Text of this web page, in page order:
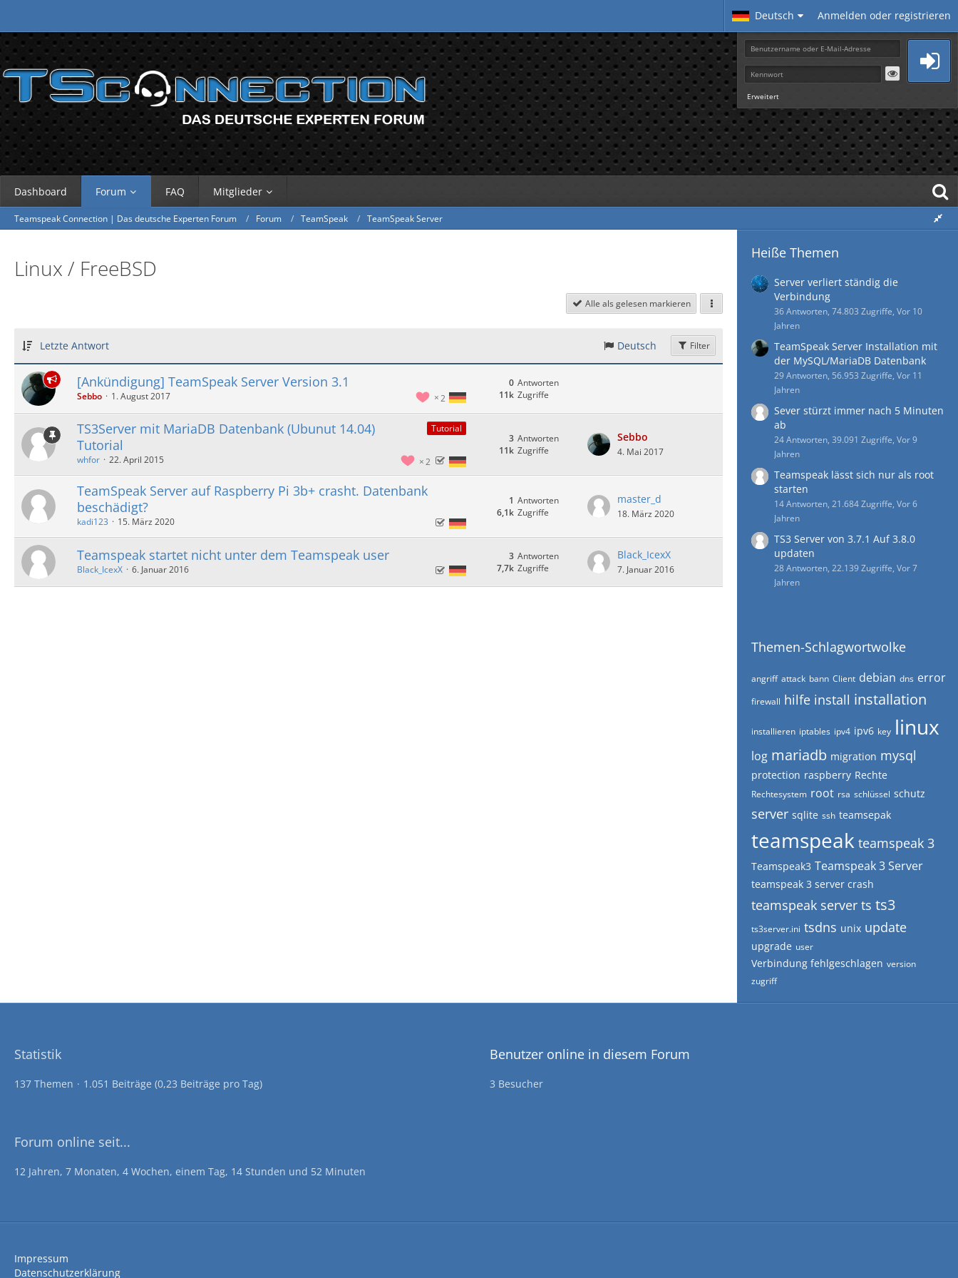
Deutsch Anmelden oder registrieren
Erweitert
Dashboard Forum FAQ Mitglieder
Teamspeak Connection | Das deutsche Experten Forum Forum TeamSpeak TeamSpeak Server
Linux / FreeBSD
Alle als gelesen markieren
Letzte Antwort Deutsch Filter
[Ankündigung] TeamSpeak Server Version 3.1
2
Sebbo 1. August 2017
Antworten
0
Zugriffe
11k
Tutorial
TS3Server mit MariaDB Datenbank (Ubunut 14.04)
Tutorial
2
whfor 22. April 2015
Antworten
3
Zugriffe
11k
Sebbo
4. Mai 2017
TeamSpeak Server auf Raspberry Pi 3b+ crasht. Datenbank
beschädigt?
kadi123 15. März 2020
Antworten
1
Zugriffe
6,1k
master_d
18. März 2020
Teamspeak startet nicht unter dem Teamspeak user
Black_IcexX 6. Januar 2016
Antworten
3
Zugriffe
7,7k
Black_IcexX
7. Januar 2016
Heiße Themen
Server verliert ständig die
Verbindung
36 Antworten, 74.803 Zugriffe, Vor 10
Jahren
TeamSpeak Server Installation mit
der MySQL/MariaDB Datenbank
29 Antworten, 56.953 Zugriffe, Vor 11
Jahren
Sever stürzt immer nach 5 Minuten
ab
24 Antworten, 39.091 Zugriffe, Vor 9
Jahren
Teamspeak lässt sich nur als root
starten
14 Antworten, 21.684 Zugriffe, Vor 6
Jahren
TS3 Server von 3.7.1 Auf 3.8.0
updaten
28 Antworten, 22.139 Zugriffe, Vor 7
Jahren
Themen-Schlagwortwolke
angriff attack bann Client debian dns error
firewall hilfe install installation
installieren iptables ipv4 ipv6 key linux
log mariadb migration mysql
protection raspberry Rechte
Rechtesystem root rsa schlüssel schutz
server sqlite ssh teamsepak
teamspeak teamspeak 3
Teamspeak3 Teamspeak 3 Server
teamspeak 3 server crash
teamspeak server ts ts3
ts3server.ini tsdns unix update
upgrade user
Verbindung fehlgeschlagen version
zugriff
Statistik
137 Themen 1.051 Beiträge (0,23 Beiträge pro Tag)
Benutzer online in diesem Forum
3 Besucher
Forum online seit...
12 Jahren, 7 Monaten, 4 Wochen, einem Tag, 14 Stunden und 52 Minuten
Impressum
Datenschutzerklärung